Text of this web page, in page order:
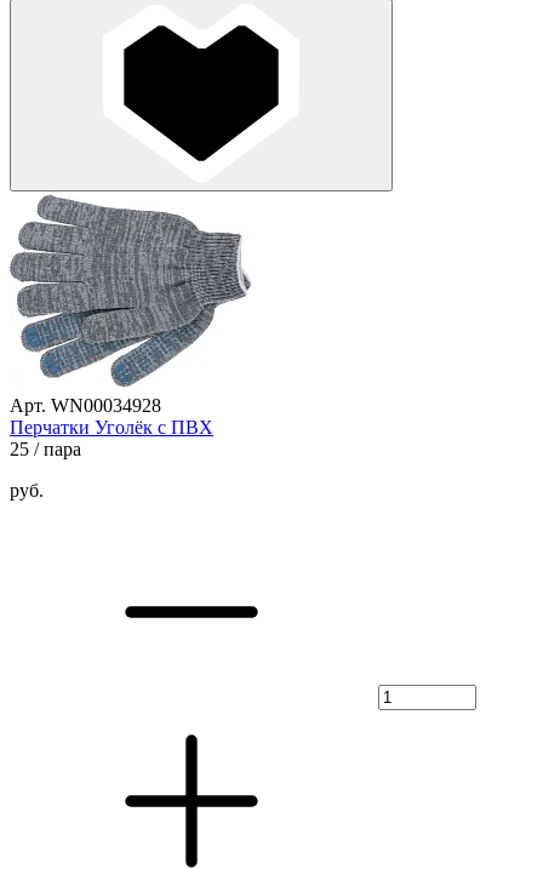
Арт. WN00034928
Перчатки Уголёк с ПВХ
25 / пара
руб.